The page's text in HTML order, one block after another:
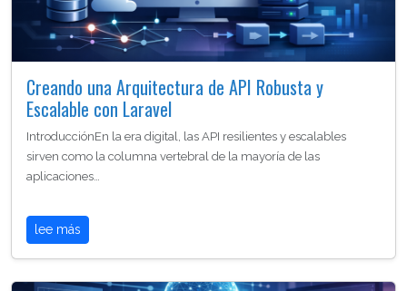
Creando una Arquitectura de API Robusta y
Escalable con Laravel
IntroducciónEn la era digital, las API resilientes y escalables
sirven como la columna vertebral de la mayoría de las
aplicaciones…
lee más